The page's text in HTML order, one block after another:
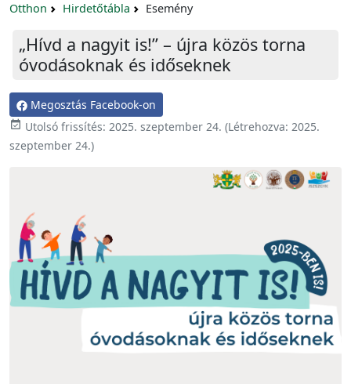
Otthon Hirdetőtábla Esemény
„Hívd a nagyit is!” – újra közös torna
óvodásoknak és időseknek
Megosztás Facebook-on
 Utolsó frissítés: 2025. szeptember 24. (Létrehozva: 2025.
szeptember 24.)